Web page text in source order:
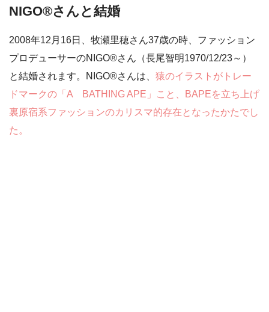
NIGO®さんと結婚
2008年12月16日、牧瀬里穂さん37歳の時、ファッション
プロデューサーのNIGO®さん（長尾智明1970/12/23～）
と結婚されます。NIGO®さんは、 猿のイラストがトレー
ドマークの「A BATHING APE」こと、BAPEを立ち上げ
裏原宿系ファッションのカリスマ的存在となったかたでし
た。